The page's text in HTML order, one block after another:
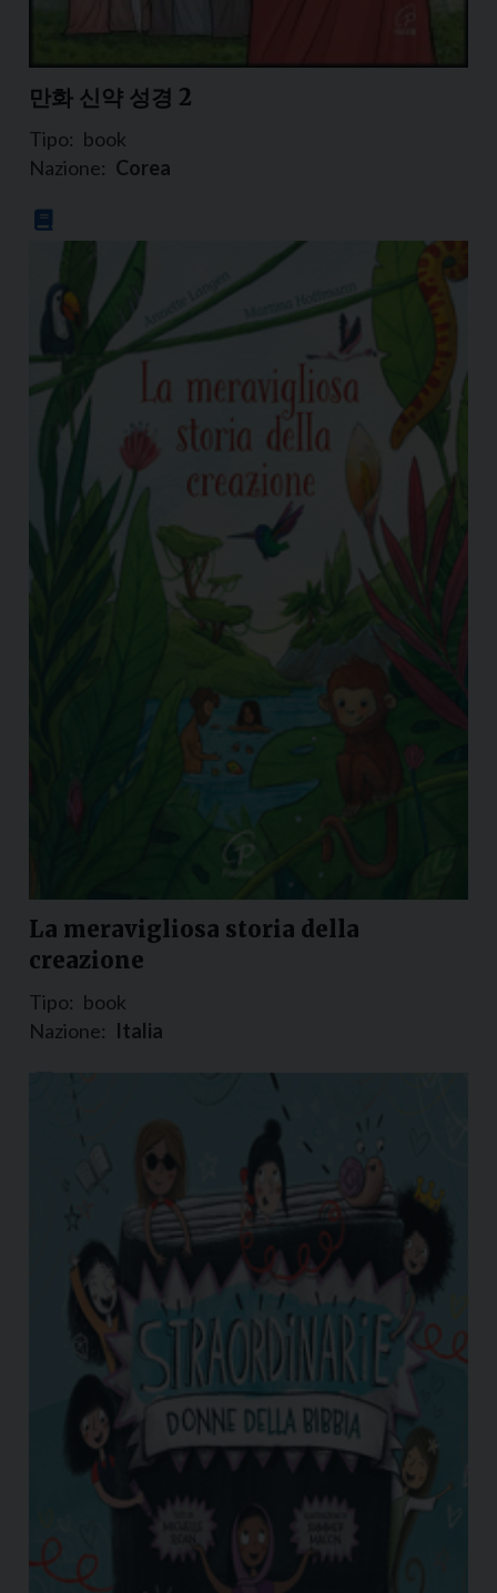
만화 신약 성경 2
Tipo: book
Nazione: Corea
La meravigliosa storia della
creazione
Tipo: book
Nazione: Italia